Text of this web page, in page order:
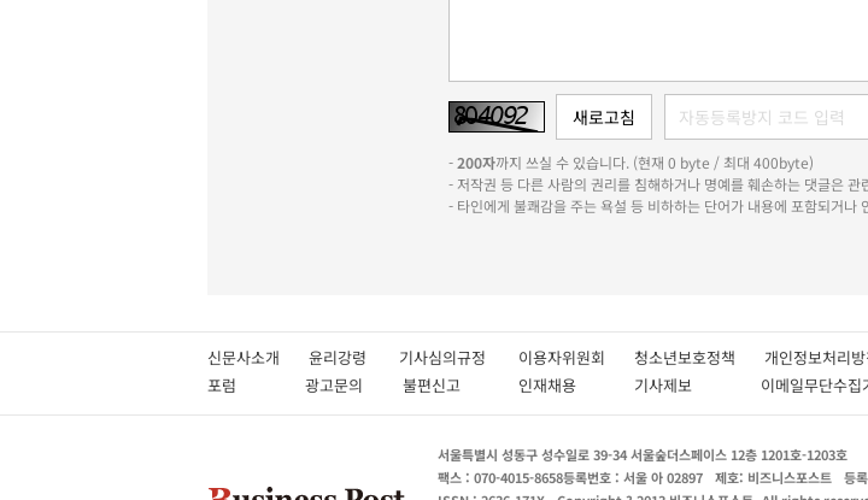
-200자까지 쓰실 수 있습니다. (현재 0 byte / 최대 400byte)
- 저작권 등 다른 사람의 권리를 침해하거나 명예를 훼손하는 댓글은
- 타인에게 불쾌감을 주는 욕설 등 비하하는 단어가 내용에 포함되거나
신문사소개 윤리강령 기사심의규정 이용자위원회 청소년보호정책 개인정보처
포럼
광고문의 불편신고 인재채용 기사제보 이메일무단수집
서울특별시 성동구 성수일로 39-34 서울숲더스페이스 12층 1201호-1203호
팩스 : 070-4015-8658등록번호 : 서울 아 02897 제호: 비즈니스포스트 등